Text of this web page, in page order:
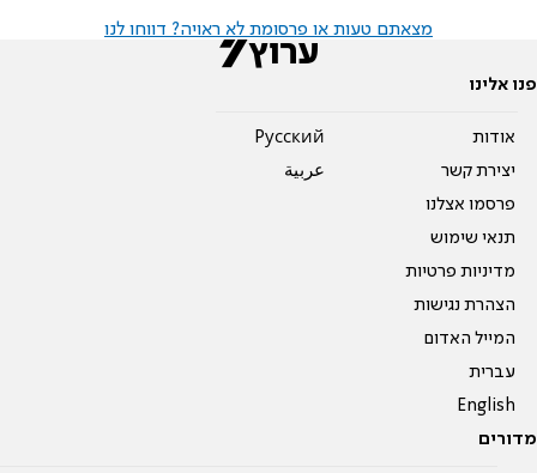
מצאתם טעות או פרסומת לא ראויה? דווחו לנו
פנו אלינו
אודות
יצירת קשר
פרסמו אצלנו
תנאי שימוש
מדיניות פרטיות
הצהרת נגישות
המייל האדום
עברית
English
Pусский
عربية
מדורים